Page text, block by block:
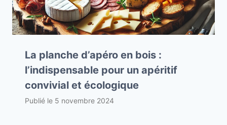
La planche d’apéro en bois :
l’indispensable pour un apéritif
convivial et écologique
Publié le 5 novembre 2024